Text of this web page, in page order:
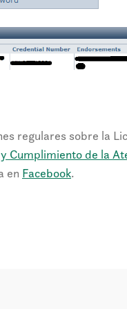
regulares sobre la
Cumplimiento de la
en Facebook.